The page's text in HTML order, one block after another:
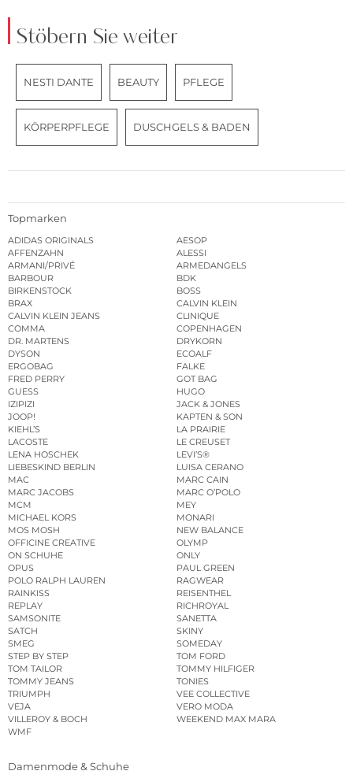
Stöbern Sie weiter
NESTI DANTE BEAUTY PFLEGE
KÖRPERPFLEGE DUSCHGELS & BADEN
Topmarken
ADIDAS ORIGINALS
AESOP
AFFENZAHN
ALESSI
ARMANI/PRIVÉ
ARMEDANGELS
BARBOUR
BDK
BIRKENSTOCK
BOSS
BRAX
CALVIN KLEIN
CALVIN KLEIN JEANS
CLINIQUE
COMMA
COPENHAGEN
DR. MARTENS
DRYKORN
DYSON
ECOALF
ERGOBAG
FALKE
FRED PERRY
GOT BAG
GUESS
HUGO
IZIPIZI
JACK & JONES
JOOP!
KAPTEN & SON
KIEHL’S
LA PRAIRIE
LACOSTE
LE CREUSET
LENA HOSCHEK
LEVI’S®
LIEBESKIND BERLIN
LUISA CERANO
MAC
MARC CAIN
MARC JACOBS
MARC O’POLO
MCM
MEY
MICHAEL KORS
MONARI
MOS MOSH
NEW BALANCE
OFFICINE CREATIVE
OLYMP
ON SCHUHE
ONLY
OPUS
PAUL GREEN
POLO RALPH LAUREN
RAGWEAR
RAINKISS
REISENTHEL
REPLAY
RICHROYAL
SAMSONITE
SANETTA
SATCH
SKINY
SMEG
SOMEDAY
STEP BY STEP
TOM FORD
TOM TAILOR
TOMMY HILFIGER
TOMMY JEANS
TONIES
TRIUMPH
VEE COLLECTIVE
VEJA
VERO MODA
VILLEROY & BOCH
WEEKEND MAX MARA
WMF
Damenmode & Schuhe